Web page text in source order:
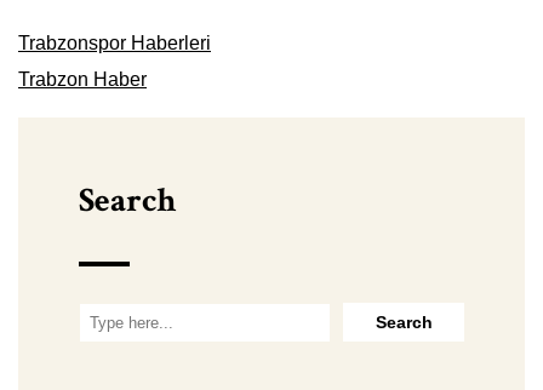
Trabzonspor Haberleri
Trabzon Haber
Search